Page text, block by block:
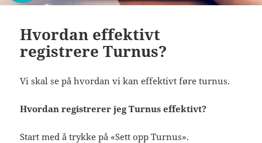
Hvordan effektivt
registrere Turnus?
Vi skal se på hvordan vi kan effektivt føre turnus.
Hvordan registrerer jeg Turnus effektivt?
Start med å trykke på «Sett opp Turnus».